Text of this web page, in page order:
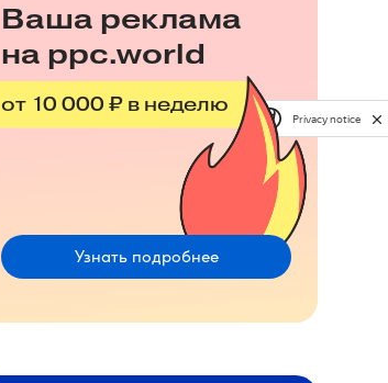
Ваша реклама
на ppc.world
от 10 000 ₽ в неделю
Узнать подробнее
Privacy notice